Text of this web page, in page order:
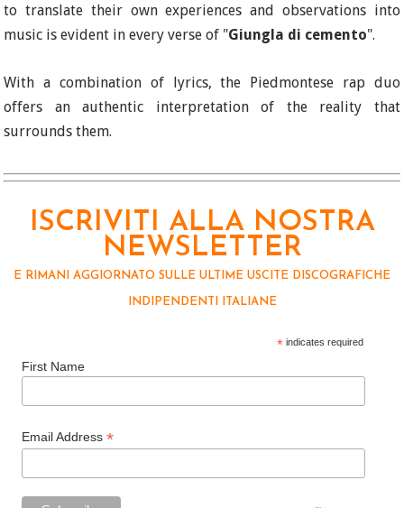
to translate their own experiences and observations into
music is evident in every verse of "Giungla di cemento".
With a combination of lyrics, the Piedmontese rap duo
offers an authentic interpretation of the reality that
surrounds them.
ISCRIVITI ALLA NOSTRA
NEWSLETTER
E RIMANI AGGIORNATO SULLE ULTIME USCITE DISCOGRAFICHE
INDIPENDENTI ITALIANE
* indicates required
First Name
Email Address*